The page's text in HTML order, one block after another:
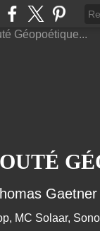
Gaetner
, MC Solaar,